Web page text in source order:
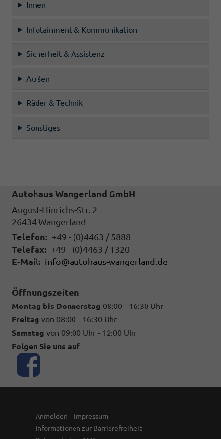
Innen
Infotainment & Kommunikation
Sicherheit & Assistenz
Außen
Räder & Technik
Sonstiges
Autohaus Wangerland GmbH
August-Hinrichs-Str. 2
26434 Wangerland
Telefon: +49 - (0)4463 / 5888
Telefax: +49 - (0)4463 / 1320
E-Mail: info@autohaus-wangerland.de
Öffnungszeiten
Montag bis Donnerstag 08:00 - 16:30 Uhr
Freitag von 08:00 - 16:30 Uhr
Samstag von 09:00 Uhr - 12:00 Uhr
Folgen Sie uns auf
Anmelden
Impressum
Informationen zur Barrierefreiheit